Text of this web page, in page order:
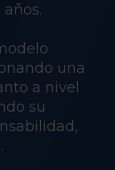
una
a nivel
su